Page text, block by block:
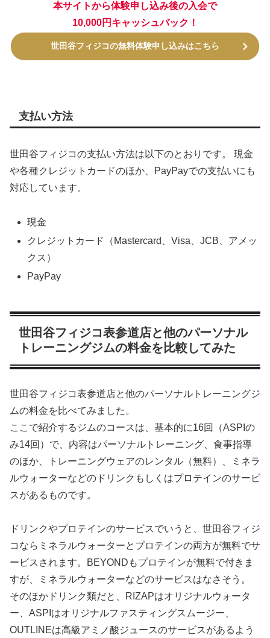
本サイトから体験申し込み後の入会で
10,000円キャッシュバック！
世田谷フィジコの無料体験申し込みはこちら
支払い方法
世田谷フィジコの支払い方法は以下のとおりです。 現金
や各種クレジットカードのほか、PayPayでの支払いにも
対応しています。
現金
クレジットカード（Mastercard、Visa、JCB、アメッ
クス）
PayPay
世田谷フィジコ表参道店と他のパーソナル
トレーニングジムの料金を比較してみた
世田谷フィジコ表参道店と他のパーソナルトレーニングジ
ムの料金を比べてみました。
ここで紹介するジムのコースは、基本的に16回（ASPIの
み14回）で、内容はパーソナルトレーニング、食事指導
のほか、トレーニングウェアのレンタル（無料）、ミネラ
ルウォーターなどのドリンクもしくはプロテインのサービ
スがあるものです。
ドリンクやプロテインのサービスでいうと、世田谷フィジ
コならミネラルウォーターとプロテインの両方が無料でサ
ービスされます。BEYONDもプロテインが無料で付きま
すが、ミネラルウォーターなどのサービスはなさそう。
そのほかドリンク類だと、RIZAPはオリジナルウォータ
ー、ASPIはオリジナルファスティングスムージー、
OUTLINEは高級アミノ酸ジュースのサービスがあるよう